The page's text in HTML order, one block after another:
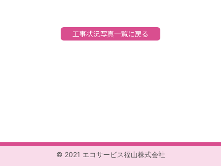
工事状況写真一覧に戻る
© 2021 エコサービス福山株式会社